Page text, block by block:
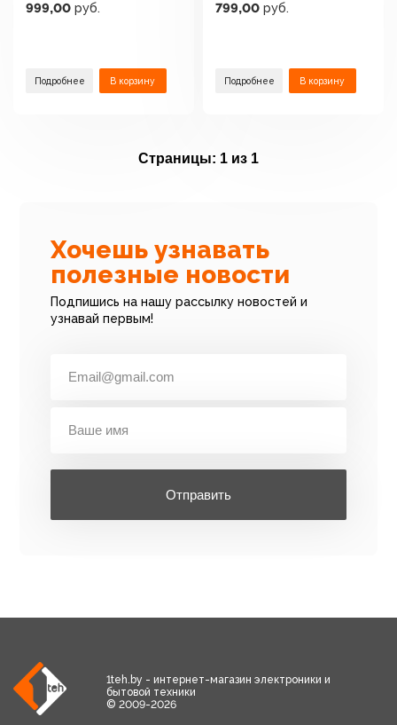
999,00 руб.
Подробнее В корзину
799,00 руб.
Подробнее В корзину
Страницы: 1 из 1
Хочешь узнавать
полезные новости
Подпишись на нашу рассылку новостей и
узнавай первым!
Отправить
1teh.by - интернет-магазин электроники и
бытовой техники
© 2009-2026